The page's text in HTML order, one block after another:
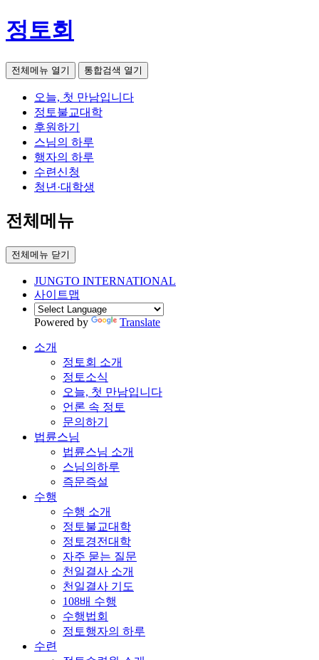
정토회
전체메뉴 열기 통합검색 열기
오늘, 첫 만남입니다
정토불교대학
후원하기
스님의 하루
행자의 하루
수련신청
청년·대학생
전체메뉴
전체메뉴 닫기
JUNGTO INTERNATIONAL
사이트맵
Powered by Translate
소개
정토회 소개
정토소식
오늘, 첫 만남입니다
언론 속 정토
문의하기
법륜스님
법륜스님 소개
스님의하루
즉문즉설
수행
수행 소개
정토불교대학
정토경전대학
자주 묻는 질문
천일결사 소개
천일결사 기도
108배 수행
수행법회
정토행자의 하루
수련